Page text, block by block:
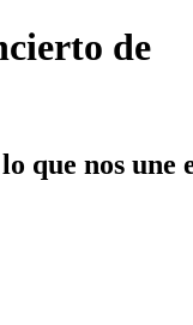
de
que nos une